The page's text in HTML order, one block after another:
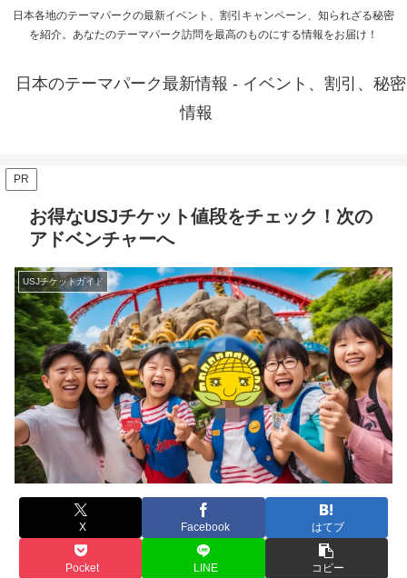
日本各地のテーマパークの最新イベント、割引キャンペーン、知られざる秘密
を紹介。あなたのテーマパーク訪問を最高のものにする情報をお届け！
日本のテーマパーク最新情報 - イベント、割引、秘密
情報
PR
お得なUSJチケット値段をチェック！次の
アドベンチャーへ
USJチケットガイド
X Facebook はてブ
Pocket LINE コピー